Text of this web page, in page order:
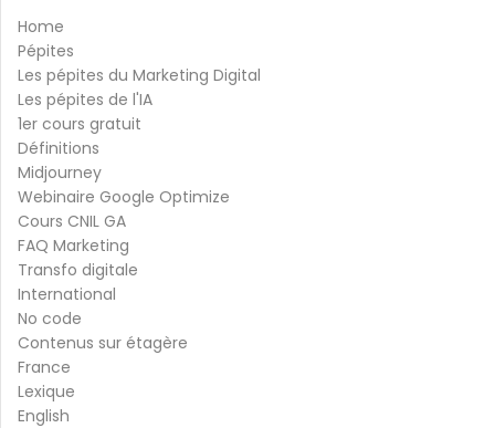
Home
Pépites
Les pépites du Marketing Digital
Les pépites de l'IA
1er cours gratuit
Définitions
Midjourney
Webinaire Google Optimize
Cours CNIL GA
FAQ Marketing
Transfo digitale
International
No code
Contenus sur étagère
France
Lexique
English